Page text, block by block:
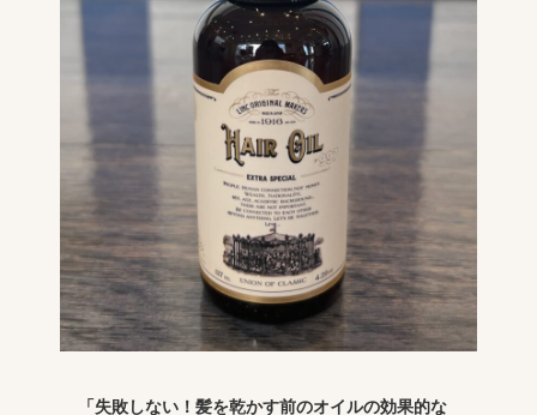
「失敗しない！髪を乾かす前のオイルの効果的な